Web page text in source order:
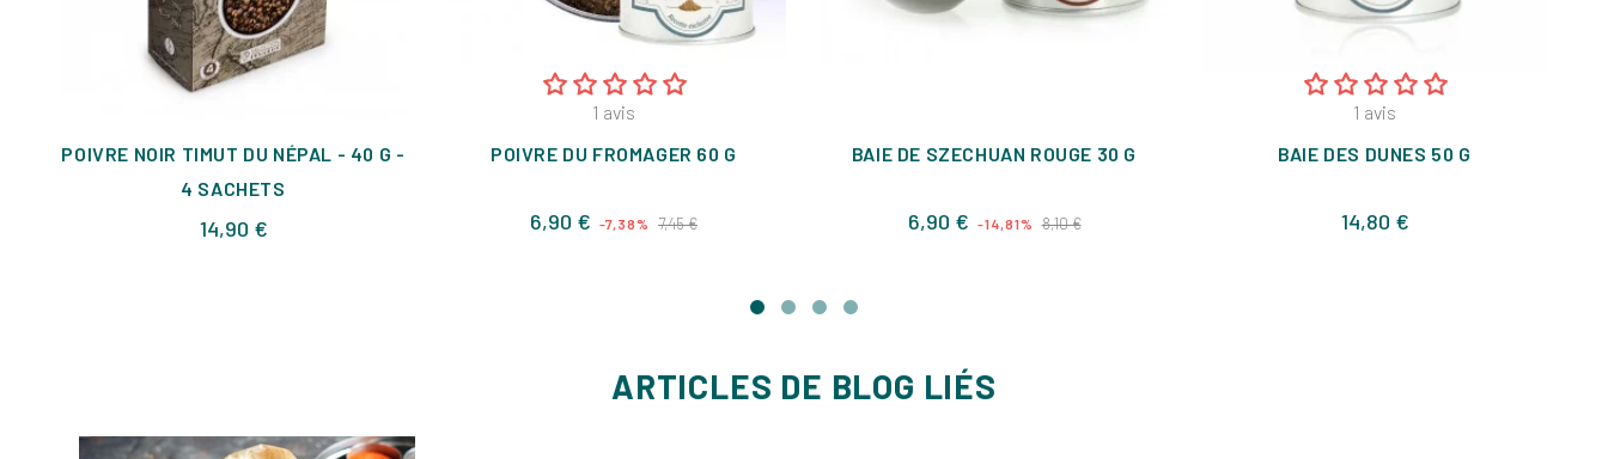
POIVRE NOIR TIMUT DU NÉPAL - 40 G -
4 SACHETS
14,90 €Prix
1 avis
POIVRE DU FROMAGER 60 G
6,90 € Prix
-7,38% 7,45 €Prix
BAIE DE SZECHUAN ROUGE 30 G
6,90 € Prix
-14,81% 8,10 €Prix
1 avis
BAIE DES DUNES 50 G
14,80 €Prix
ARTICLES DE BLOG LIÉS